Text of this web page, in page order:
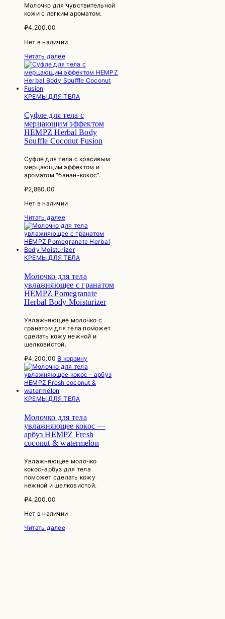
Молочко для чувствительной
кожи с легким ароматом.
₽4,200.00
Нет в наличии
Читать далее
КРЕМЫ ДЛЯ ТЕЛА
Суфле для тела с
мерцающим эффектом
HEMPZ Herbal Body
Souffle Coconut Fusion
Суфле для тела с красивым
мерцающим эффектом и
ароматом "банан-кокос".
₽2,880.00
Нет в наличии
Читать далее
КРЕМЫ ДЛЯ ТЕЛА
Молочко для тела
увлажняющее с гранатом
HEMPZ Pomegranate
Herbal Body Moisturizer
Увлажняющее молочко с
гранатом для тела поможет
сделать кожу нежной и
шелковистой.
₽4,200.00 В корзину
КРЕМЫ ДЛЯ ТЕЛА
Молочко для тела
увлажняющее кокос —
арбуз HEMPZ Fresh
coconut & watermelon
Увлажняющее молочко
кокос-арбуз для тела
поможет сделать кожу
нежной и шелковистой.
₽4,200.00
Нет в наличии
Читать далее